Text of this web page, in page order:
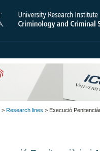
> Research lines > Execució